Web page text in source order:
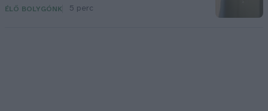
ÉLŐ BOLYGÓNK 5 perc